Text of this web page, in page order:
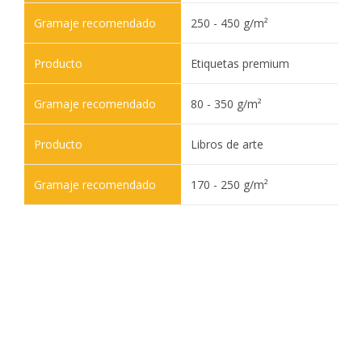
250 - 450 g/m²
Etiquetas premium
80 - 350 g/m²
Libros de arte
170 - 250 g/m²